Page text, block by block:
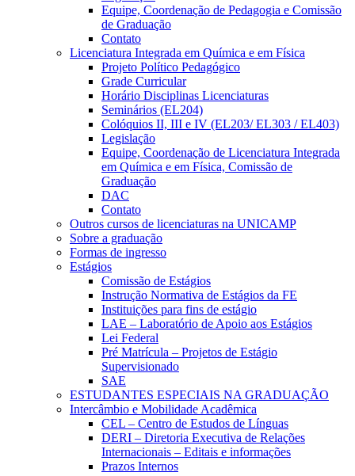
Equipe, Coordenação de Pedagogia e Comissão
de Graduação
Contato
Licenciatura Integrada em Química e em Física
Projeto Político Pedagógico
Grade Curricular
Horário Disciplinas Licenciaturas
Seminários (EL204)
Colóquios II, III e IV (EL203/ EL303 / EL403)
Legislação
Equipe, Coordenação de Licenciatura Integrada
em Química e em Física, Comissão de
Graduação
DAC
Contato
Outros cursos de licenciaturas na UNICAMP
Sobre a graduação
Formas de ingresso
Estágios
Comissão de Estágios
Instrução Normativa de Estágios da FE
Instituições para fins de estágio
LAE – Laboratório de Apoio aos Estágios
Lei Federal
Pré Matrícula – Projetos de Estágio
Supervisionado
SAE
ESTUDANTES ESPECIAIS NA GRADUAÇÃO
Intercâmbio e Mobilidade Acadêmica
CEL – Centro de Estudos de Línguas
DERI – Diretoria Executiva de Relações
Internacionais – Editais e informações
Prazos Internos